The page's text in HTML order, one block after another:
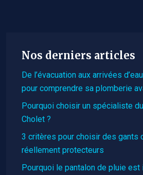
Nos derniers articles
De l’évacuation aux arrivées
pour comprendre sa plomberie
Pourquoi choisir un spécialiste
Cholet ?
3 critères pour choisir des gants
réellement protecteurs
Pourquoi le pantalon de pluie